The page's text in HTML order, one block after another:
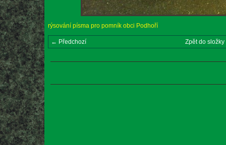
rýsování písma pro pomník obci Podhoří
← Předchozí Zpět do složky